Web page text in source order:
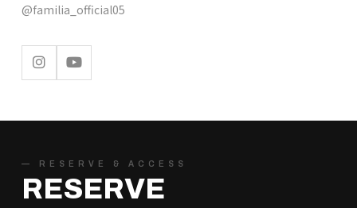
@familia_official05
— RESERVE & ACCESS
RESERVE